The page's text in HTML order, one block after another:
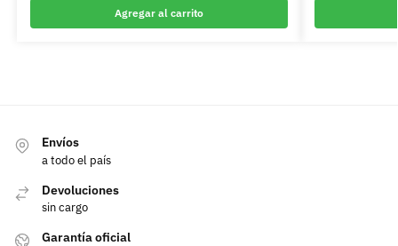
Agregar al carrito
Envíos
a todo el país
Devoluciones
sin cargo
Garantía oficial